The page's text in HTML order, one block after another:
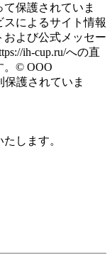
保護されていま
によるサイト情報
よび公式メッセー
ih-cup.ru/への直
。© ООО
保護されていま
します。